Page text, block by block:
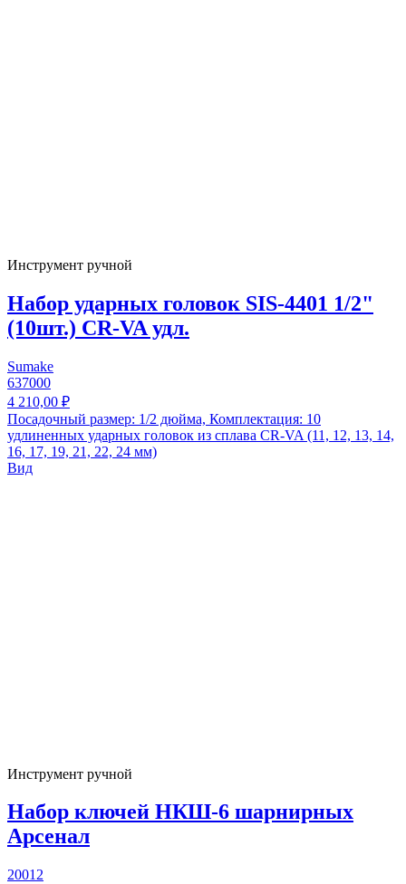
Инструмент ручной
Набор ударных головок SIS-4401 1/2"
(10шт.) CR-VA удл.
Sumake
637000
4 210,00 ₽
Посадочный размер: 1/2 дюйма, Комплектация: 10
удлиненных ударных головок из сплава CR-VA (11, 12, 13, 14,
16, 17, 19, 21, 22, 24 мм)
Вид
Инструмент ручной
Набор ключей НКШ-6 шарнирных
Арсенал
20012